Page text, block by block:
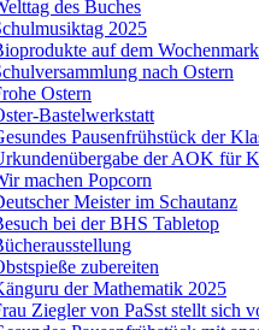
des Buches
2025
auf dem
nach Ostern
Ostern
Bastelwerkstatt
Pausenfrühstück der
der AOK für
machen Popcorn
Meister im Schautanz
bei der BHS Tabletop
zubereiten
der Mathematik 2025
Ziegler von PaSst stellt sich